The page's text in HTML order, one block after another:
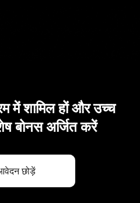
में शामिल हों और उच्च
बोनस अर्जित करें
छोड़ें